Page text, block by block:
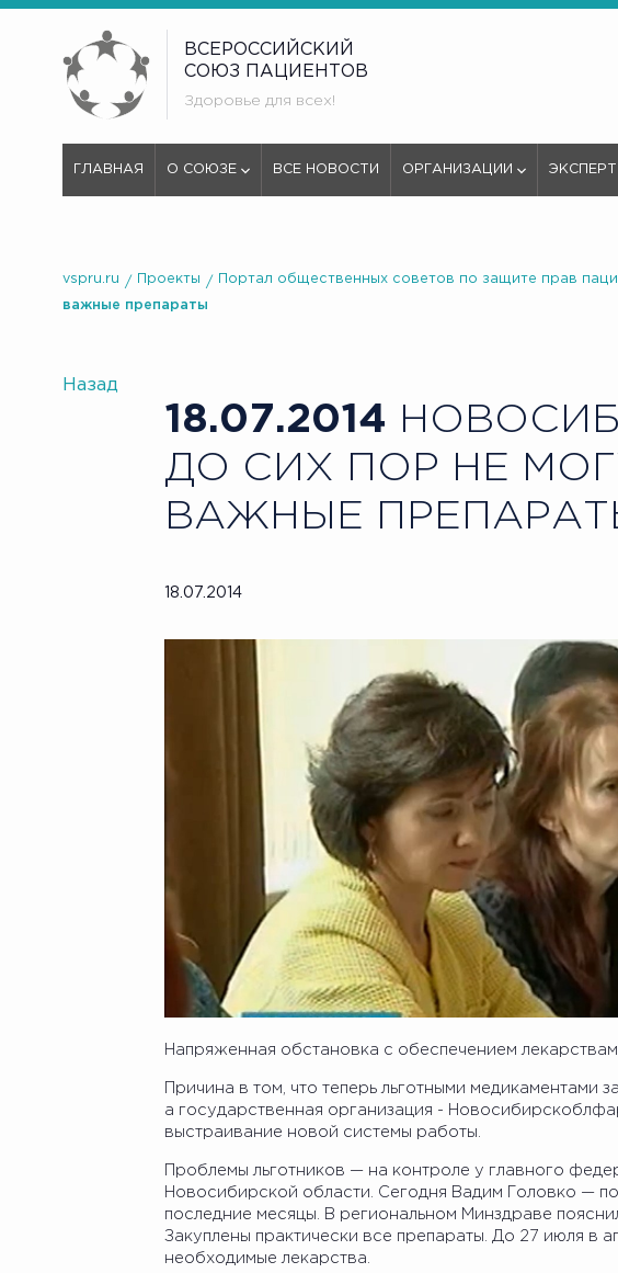
ВСЕРОССИЙСКИЙ
СОЮЗ ПАЦИЕНТОВ
Здоровье для всех!
ГЛАВНАЯ О СОЮЗЕ ВСЕ НОВОСТИ ОРГАНИЗАЦИИ
vspru.ru Проекты Портал общественных советов по защите прав
важные препараты
Назад
18.07.2014
ДО СИХ ПОР НЕ
ВАЖНЫЕ
18.07.2014
Напряженная обстановка с обеспечением
Причина в том, что теперь льготными медикаментами
а государственная организация -
выстраивание новой системы работы.
Проблемы льготников — на контроле у главного
Новосибирской области. Сегодня Вадим Головко —
последние месяцы. В региональном Минздраве
Закуплены практически все препараты. До 27 июля в
необходимые лекарства.